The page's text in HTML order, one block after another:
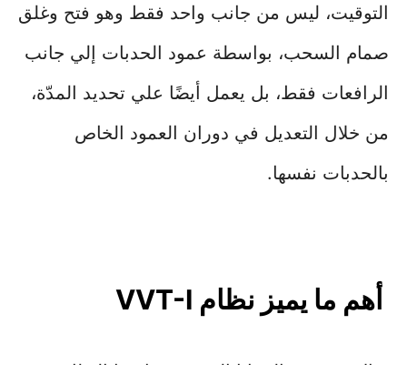
التوقيت، ليس من جانب واحد فقط وهو فتح وغلق
صمام السحب، بواسطة عمود الحدبات إلي جانب
الرافعات فقط، بل يعمل أيضًا علي تحديد المدّة،
من خلال التعديل في دوران العمود الخاص
بالحدبات نفسها.
أهم ما يميز نظام VVT-I